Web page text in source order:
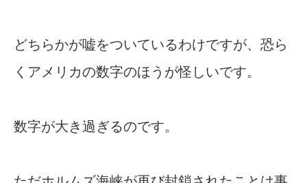
どちらかが嘘をついているわけですが、恐ら
くアメリカの数字のほうが怪しいです。
数字が大き過ぎるのです。